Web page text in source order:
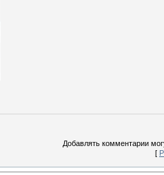
Добавлять комментарии
[